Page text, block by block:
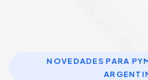
NOVEDADES PARA